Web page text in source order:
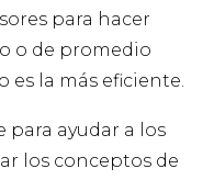
para hacer
o de promedio
es la más eficiente.
para ayudar a los
los conceptos de